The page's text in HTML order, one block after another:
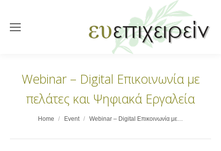
Webinar – Digital Επικοινωνία με
πελάτες και Ψηφιακά Εργαλεία
You are here:
Home Event Webinar – Digital Επικοινωνία με…